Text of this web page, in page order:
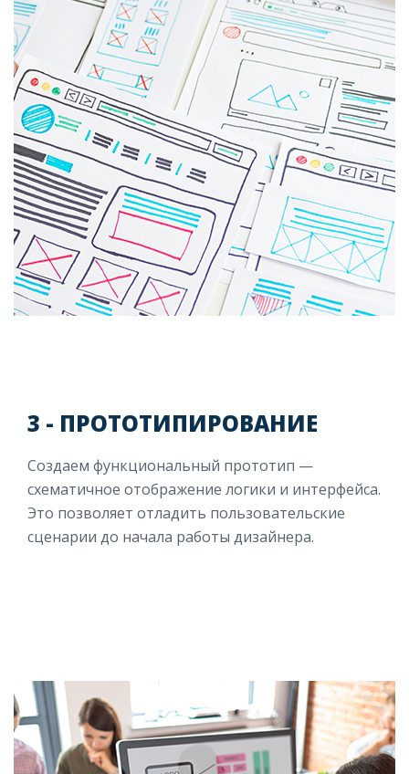
3 - ПРОТОТИПИРОВАНИЕ
Создаем функциональный прототип —
схематичное отображение логики и интерфейса.
Это позволяет отладить пользовательские
сценарии до начала работы дизайнера.